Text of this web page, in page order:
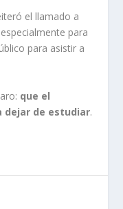
el llamado a
para
para asistir a
que el
dejar de estudiar.